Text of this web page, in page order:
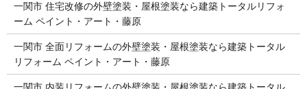
一関市 住宅改修の外壁塗装・屋根塗装なら建築トータルリフォ
ーム ペイント・アート・藤原
一関市 全面リフォームの外壁塗装・屋根塗装なら建築トータル
リフォーム ペイント・アート・藤原
一関市 内装リフォームの外壁塗装・屋根塗装なら建築トータル